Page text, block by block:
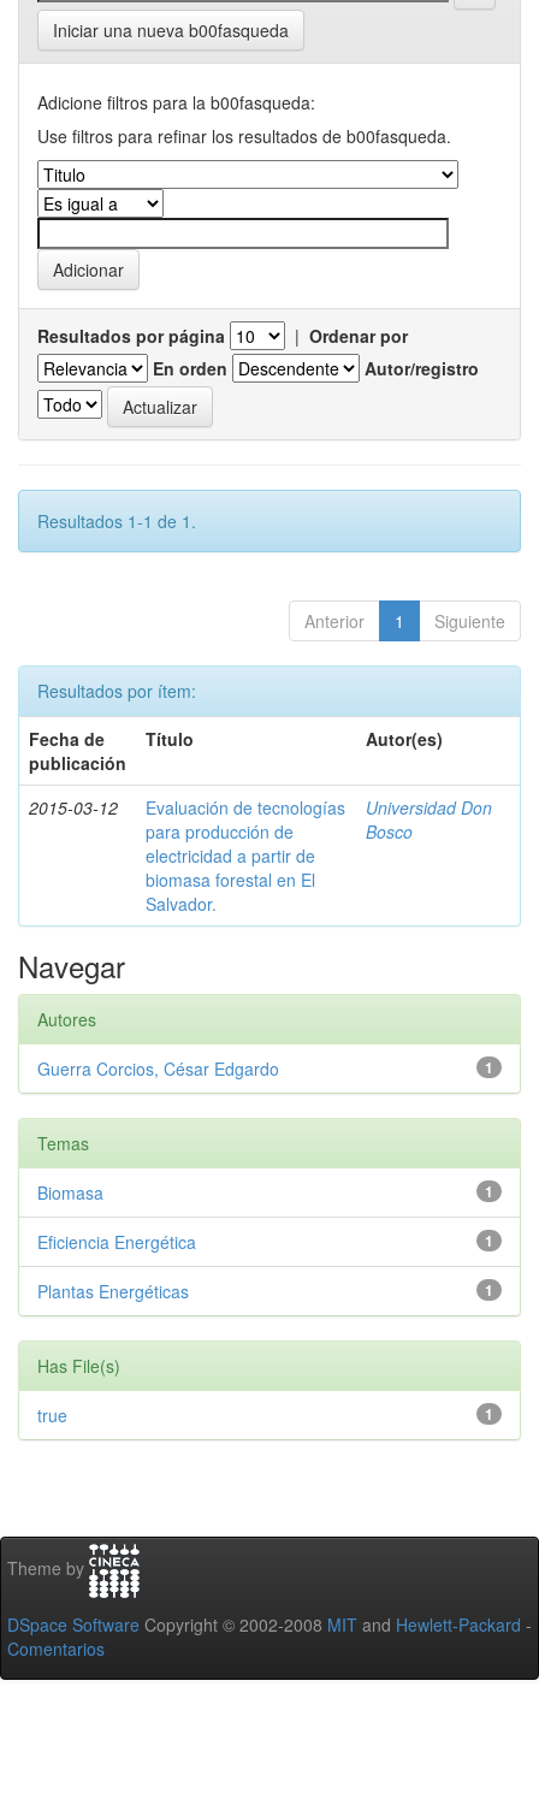
Iniciar una nueva b00fasqueda
Adicione filtros para la b00fasqueda:
Use filtros para refinar los resultados de b00fasqueda.
Resultados por página | Ordenar por
En orden
Autor/registro
Resultados 1-1 de 1.
Anterior 1 Siguiente
Resultados por ítem:
Fecha de
publicación
Título Autor(es)
2015-03-12
Evaluación de tecnologías
para producción de
electricidad a partir de
biomasa forestal en El
Salvador.
Universidad Don
Bosco
Navegar
Autores
1
Guerra Corcios, César Edgardo
Temas
1
Biomasa
1
Eficiencia Energética
1
Plantas Energéticas
Has File(s)
1
true
Theme by
DSpace Software Copyright © 2002-2008 MIT and Hewlett-Packard -
Comentarios